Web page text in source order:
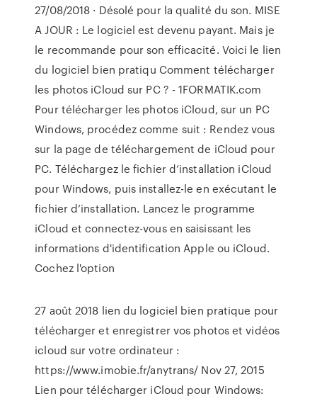
27/08/2018 · Désolé pour la qualité du son. MISE
A JOUR : Le logiciel est devenu payant. Mais je
le recommande pour son efficacité. Voici le lien
du logiciel bien pratiqu Comment télécharger
les photos iCloud sur PC ? - 1FORMATIK.com
Pour télécharger les photos iCloud, sur un PC
Windows, procédez comme suit : Rendez vous
sur la page de téléchargement de iCloud pour
PC. Téléchargez le fichier d’installation iCloud
pour Windows, puis installez-le en exécutant le
fichier d’installation. Lancez le programme
iCloud et connectez-vous en saisissant les
informations d'identification Apple ou iCloud.
Cochez l'option
27 août 2018 lien du logiciel bien pratique pour
télécharger et enregistrer vos photos et vidéos
icloud sur votre ordinateur :
https://www.imobie.fr/anytrans/ Nov 27, 2015
Lien pour télécharger iCloud pour Windows: